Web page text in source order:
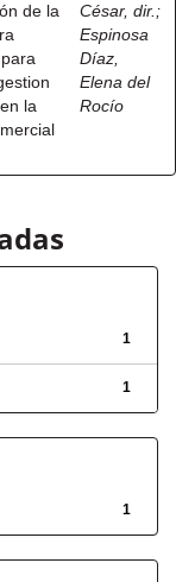
de la
la
César, dir. ;
Espinosa
Díaz,
Elena del
Rocío
1
1
1